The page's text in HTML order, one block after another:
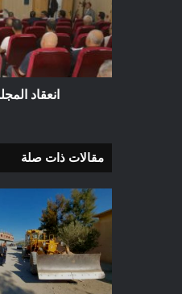
المسيلة
انعقاد
مقالات ذات صلة